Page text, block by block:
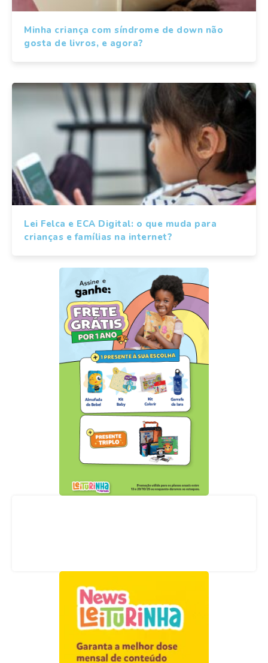
Minha criança com síndrome de down não
gosta de livros, e agora?
Lei Felca e ECA Digital: o que muda para
crianças e famílias na internet?